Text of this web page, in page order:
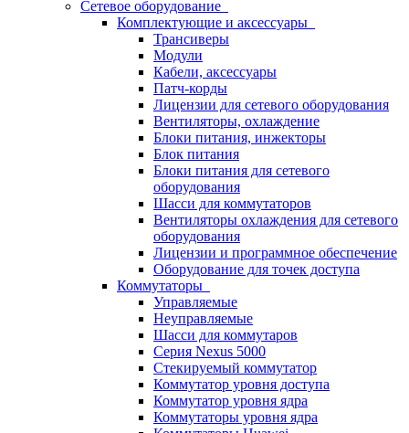
Сетевое оборудование
Комплектующие и аксессуары
Трансиверы
Модули
Кабели, аксессуары
Патч-корды
Лицензии для сетевого оборудования
Вентиляторы, охлаждение
Блоки питания, инжекторы
Блок питания
Блоки питания для сетевого
оборудования
Шасси для коммутаторов
Вентиляторы охлаждения для сетевого
оборудования
Лицензии и программное обеспечение
Оборудование для точек доступа
Коммутаторы
Управляемые
Неуправляемые
Шасси для коммутаров
Серия Nexus 5000
Стекируемый коммутатор
Коммутатор уровня доступа
Коммутатор уровня ядра
Коммутаторы уровня ядра